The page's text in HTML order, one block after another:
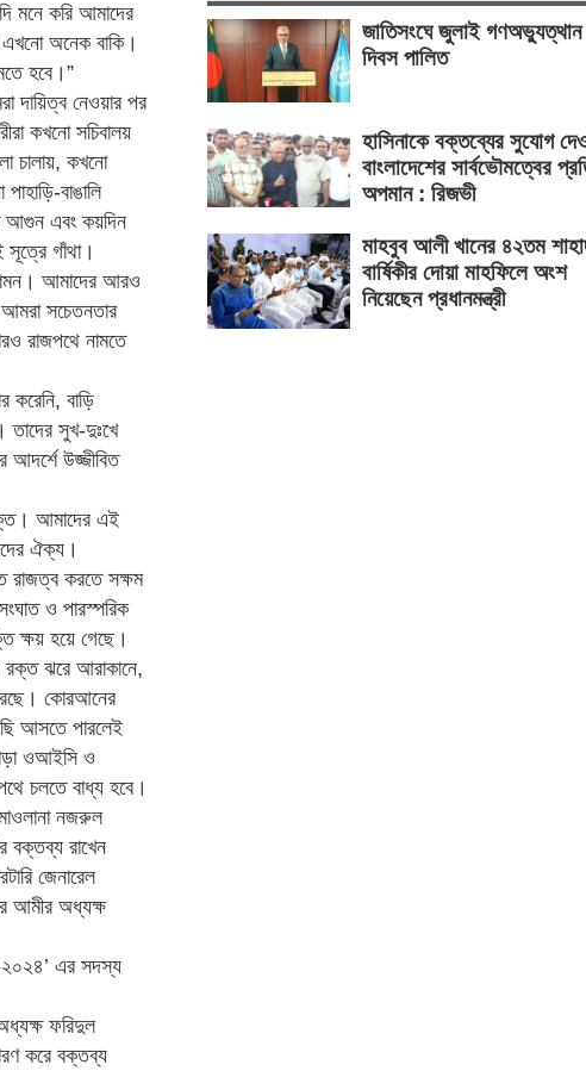
মনে করি আমাদের
অনেক বাকি।
হবে।”
নেওয়ার পর
কখনো সচিবালয়
চালায়, কখনো
বাঙালি
আগুন এবং কয়দিন
গাঁথা।
আমাদের আরও
আমরা সচেতনতার
রাজপথে নামতে
করেনি, বাড়ি
তাদের সুখ-দুঃখে
উজ্জীবিত
আমাদের এই
ঐক্য।
রাজত্ব করতে সক্ষম
ও পারস্পরিক
ক্ষয় হয়ে গেছে।
রক্ত ঝরে আরাকানে,
কোরআনের
আসতে পারলেই
ওআইসি ও
চলতে বাধ্য হবে।
নজরুল
বক্তব্য রাখেন
জেনারেল
আমীর অধ্যক্ষ
২০২৪’ এর সদস্য
অধ্যক্ষ ফরিদুল
করে বক্তব্য
জাতিসংঘে জুলাই গণঅভ্যুত্থান
দিবস পালিত
হাসিনাকে বক্তব্যের সুযোগ
বাংলাদেশের সার্বভৌমত্বের
অপমান : রিজভী
মাহবুব আলী খানের ৪২তম
বার্ষিকীর দোয়া মাহফিলে অংশ
নিয়েছেন প্রধানমন্ত্রী